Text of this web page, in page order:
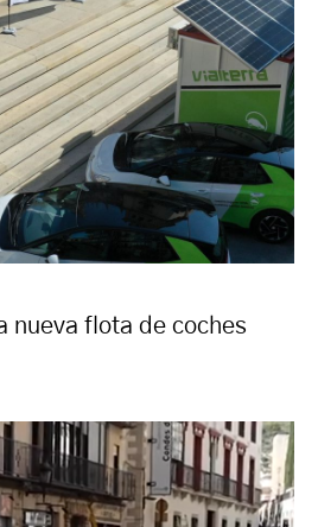
nueva flota de coches